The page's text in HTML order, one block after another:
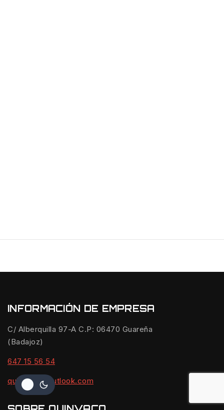
INFORMACIÓN DE EMPRESA
C/ Alberquilla 97-A C.P: 06470 Guareña
(Badajoz)
647 15 56 54
quinvaco@outlook.com